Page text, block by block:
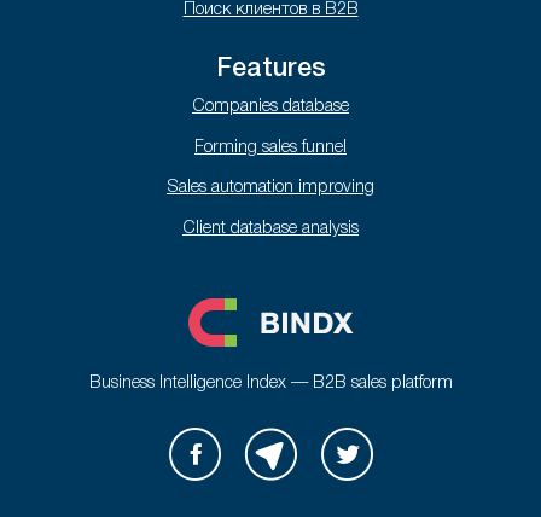
Поиск клиентов в B2B
Features
Companies database
Forming sales funnel
Sales automation improving
Client database analysis
Business Intelligence Index — B2B sales platform